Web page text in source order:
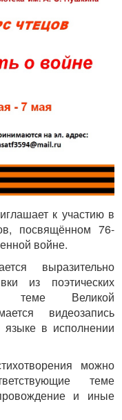
к участию в
посвящённом 76-
войне.
выразительно
из поэтических
теме Великой
видеозапись
языке в исполнении
можно
теме
и иные